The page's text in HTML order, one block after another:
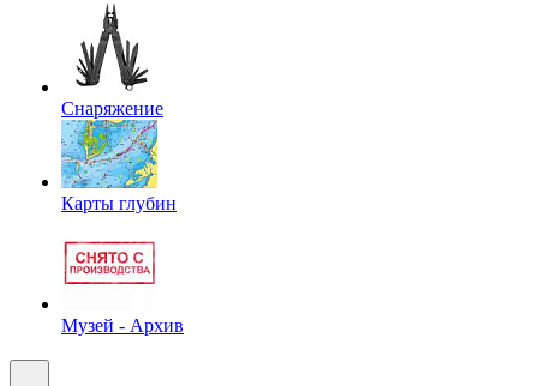
Снаряжение
Карты глубин
Музей - Архив